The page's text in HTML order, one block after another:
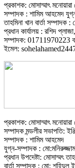
প্রকাশক: মোসাম্মাৎ মনোয়ারা
সম্পাদক : শামিম আহমেদ
তাহমিনা খান বার্তা
প্রধান কার্যালয় : রশিদ
সম্পাদক: 01711970223
ইমেল:
প্রকাশক: মোসাম্মাৎ মনোয়ারা
সম্পাদক মন্ডলীর সভাপতি:
সম্পাদক : শামিম আহমেদ
যুগ্ন-সম্পাদক :
প্রধান উপদেষ্টা: মোসাম্মৎ
বার্তা সম্পাদক : মো: শহিদুল